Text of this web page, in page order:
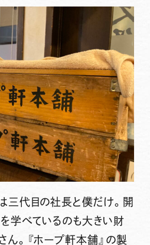
三代目の社長と僕だけ。開
学べているのも大きい財
ん。『ホープ軒本舗』の製